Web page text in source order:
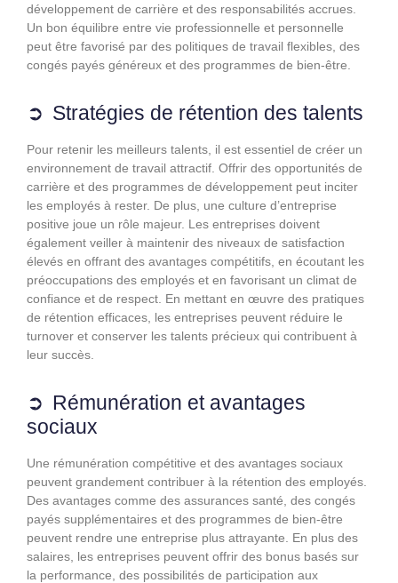
développement de carrière et des responsabilités accrues.
Un bon équilibre entre vie professionnelle et personnelle
peut être favorisé par des politiques de travail flexibles, des
congés payés généreux et des programmes de bien-être.
Stratégies de rétention des talents
Pour retenir les meilleurs talents, il est essentiel de créer un
environnement de travail attractif. Offrir des opportunités de
carrière et des programmes de développement peut inciter
les employés à rester. De plus, une culture d’entreprise
positive joue un rôle majeur. Les entreprises doivent
également veiller à maintenir des niveaux de satisfaction
élevés en offrant des avantages compétitifs, en écoutant les
préoccupations des employés et en favorisant un climat de
confiance et de respect. En mettant en œuvre des pratiques
de rétention efficaces, les entreprises peuvent réduire le
turnover et conserver les talents précieux qui contribuent à
leur succès.
Rémunération et avantages
sociaux
Une rémunération compétitive et des avantages sociaux
peuvent grandement contribuer à la rétention des employés.
Des avantages comme des assurances santé, des congés
payés supplémentaires et des programmes de bien-être
peuvent rendre une entreprise plus attrayante. En plus des
salaires, les entreprises peuvent offrir des bonus basés sur
la performance, des possibilités de participation aux